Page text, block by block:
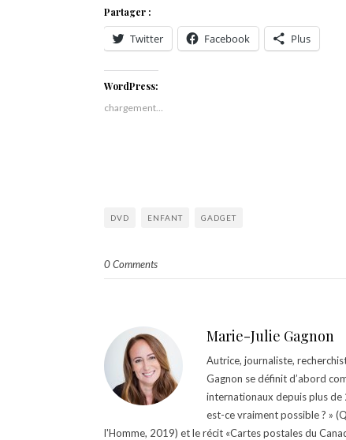
Partager :
Twitter Facebook Plus
WordPress:
chargement…
DVD ENFANT GADGET
0 Comments
Marie-Julie Gagnon
Autrice, journaliste,
Gagnon se définit d’abord
internationaux depuis plus de
est-ce vraiment possible ? »
l'Homme, 2019) et le récit «Cartes postales du